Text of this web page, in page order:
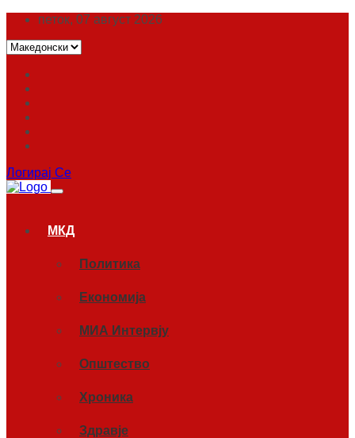
петок, 07 август 2026
Логирај Се
МКД
Политика
Економија
МИА Интервју
Општество
Хроника
Здравје